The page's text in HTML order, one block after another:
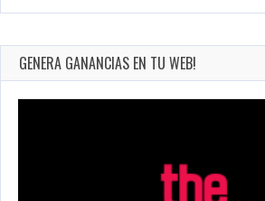
GENERA GANANCIAS EN TU WEB!